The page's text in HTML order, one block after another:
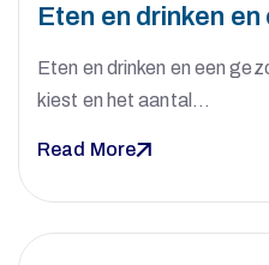
Eten en drinken
Eten en drinken en een
kiest en het aantal…
Read More